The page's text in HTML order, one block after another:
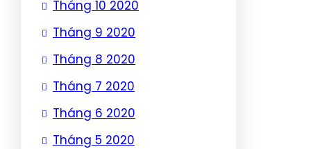
Tháng 10 2020
Tháng 9 2020
Tháng 8 2020
Tháng 7 2020
Tháng 6 2020
Tháng 5 2020